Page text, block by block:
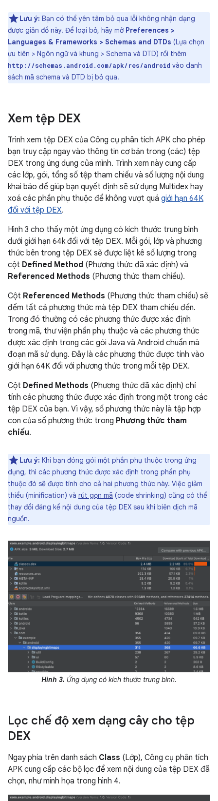
Lưu ý: Bạn có thể yên tâm bỏ qua lỗi không nhận dạng
được giản đồ này. Để loại bỏ, hãy mở Preferences >
Languages & Frameworks > Schemas and DTDs (Lựa chọn
ưu tiên > Ngôn ngữ và khung > Schema và DTD) rồi thêm
http://schemas.android.com/apk/res/android vào danh
sách mã schema và DTD bị bỏ qua.
Xem tệp DEX
Trình xem tệp DEX của Công cụ phân tích APK cho phép
bạn truy cập ngay vào thông tin cơ bản trong (các) tệp
DEX trong ứng dụng của mình. Trình xem này cung cấp
các lớp, gói, tổng số tệp tham chiếu và số lượng nội dung
khai báo để giúp bạn quyết định sẽ sử dụng Multidex hay
xoá các phần phụ thuộc để không vượt quá giới hạn 64K
đối với tệp DEX.
Hình 3 cho thấy một ứng dụng có kích thước trung bình
dưới giới hạn 64k đối với tệp DEX. Mỗi gói, lớp và phương
thức bên trong tệp DEX sẽ được liệt kê số lượng trong
cột Defined Method (Phương thức đã xác định) và
Referenced Methods (Phương thức tham chiếu).
Cột Referenced Methods (Phương thức tham chiếu) sẽ
đếm tất cả phương thức mà tệp DEX tham chiếu đến.
Trong đó thường có các phương thức được xác định
trong mã, thư viện phần phụ thuộc và các phương thức
được xác định trong các gói Java và Android chuẩn mà
đoạn mã sử dụng. Đây là các phương thức được tính vào
giới hạn 64K đối với phương thức trong mỗi tệp DEX.
Cột Defined Methods (Phương thức đã xác định) chỉ
tính các phương thức được xác định trong một trong các
tệp DEX của bạn. Vì vậy, số phương thức này là tập hợp
con của số phương thức trong Phương thức tham
chiếu.
Lưu ý: Khi bạn đóng gói một phần phụ thuộc trong ứng
dụng, thì các phương thức được xác định trong phần phụ
thuộc đó sẽ được tính cho cả hai phương thức này. Việc giảm
thiểu (minification) và rút gọn mã (code shrinking) cũng có thể
thay đổi đáng kể nội dung của tệp DEX sau khi biên dịch mã
nguồn.
Hình 3. Ứng dụng có kích thước trung bình.
Lọc chế độ xem dạng cây cho tệp
DEX
Ngay phía trên danh sách Class (Lớp), Công cụ phân tích
APK cung cấp các bộ lọc để xem nội dung của tệp DEX đã
chọn, như minh họa trong hình 4.